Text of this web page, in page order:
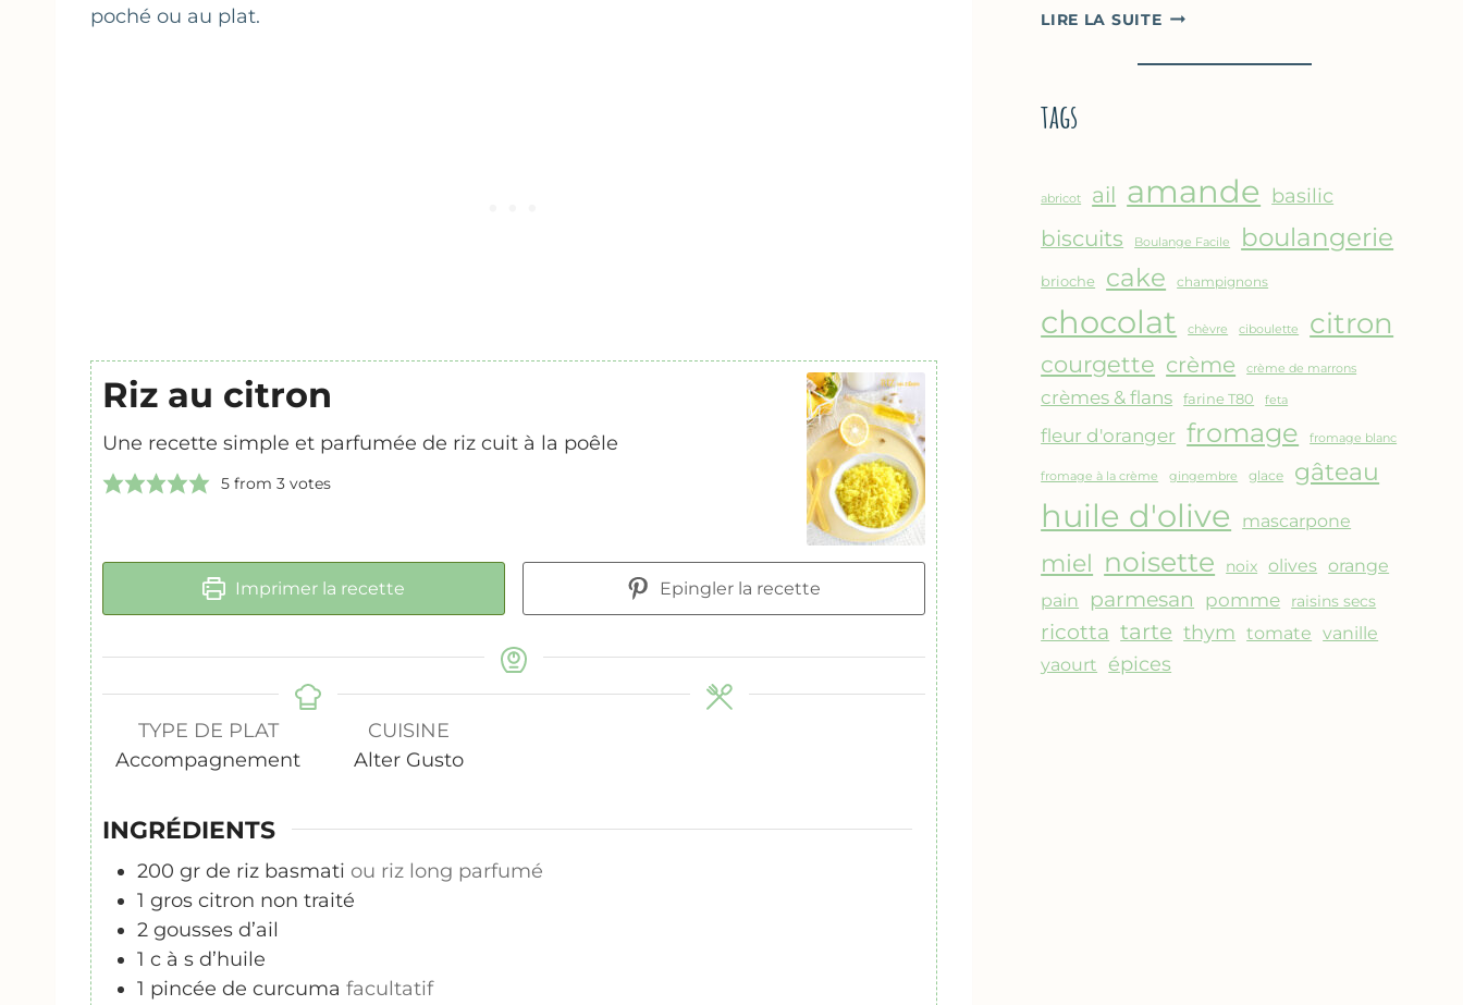
poché ou au plat.
Riz au citron
Une recette simple et parfumée de riz cuit à la poêle
5from 3votes
Imprimer la recette Epingler la recette
TYPE DE PLAT
Accompagnement
CUISINE
Alter Gusto
INGRÉDIENTS
200 gr de riz basmati ou riz long parfumé
1 gros citron non traité
2 gousses d’ail
1 c à s d’huile
1 pincée de curcuma facultatif
LIRE LA SUITEFARINATA
CRÊPE
DE
CHICHE
CUISSON
AU
FOUR
tags
abricot ail amande basilic
biscuits Boulange Facile boulangerie
brioche cake champignons
chocolat chèvre ciboulette citron
courgette crème crème de marrons
crèmes & flans farine T80 feta
fleur d'oranger fromage fromage blanc
fromage à la crème gingembre glace gâteau
huile d'olive mascarpone
miel noisette noix olives orange
pain
parmesan pomme raisins secs
ricotta tarte thym tomate vanille
yaourt épices